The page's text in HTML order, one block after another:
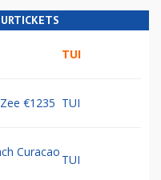
TUI
€1235 TUI
Curacao
TUI